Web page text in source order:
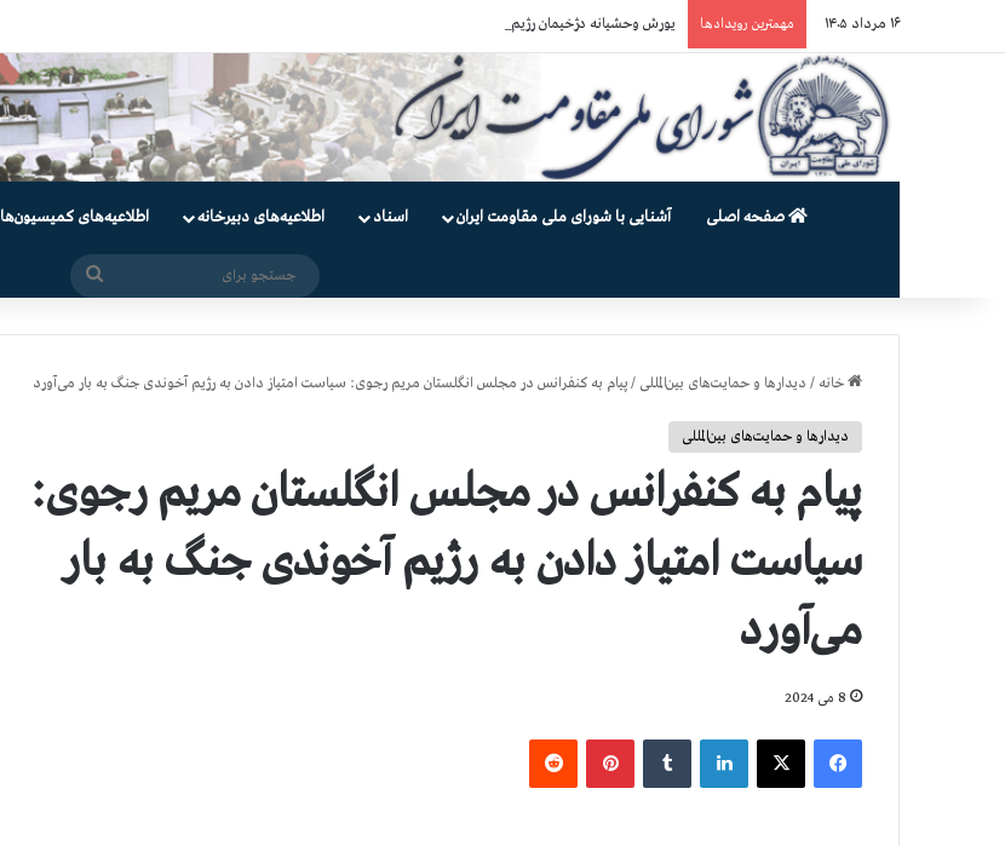
۱۶ مرداد ۱۴۰۵ مهمترین رویدادها یورش وحشیانه دژخیمان رژیم آخوندی به بند ۷ زندان اوین و ضرب‌وجرح زندانیان سیاسی
صفحه اصلی آشنایی با شورای ملی مقاومت ایران اسناد اطلاعیه‌های دبیرخانه اطلاعیه‌های کمیسیون‌‌ها
خانه / دیدارها و حمایت‌های بین‌المللی /پیام به کنفرانس در مجلس انگلستان مریم رجوی: سیاست امتیاز دادن به رژیم آخوندی جنگ به بار می‌آورد
دیدارها و حمایت‌های بین‌المللی
پیام به کنفرانس در مجلس انگلستان مریم رجوی:
سیاست امتیاز دادن به رژیم آخوندی جنگ به بار
می‌آورد
8 می 2024
فیس بوک X ‫پین‌ترست